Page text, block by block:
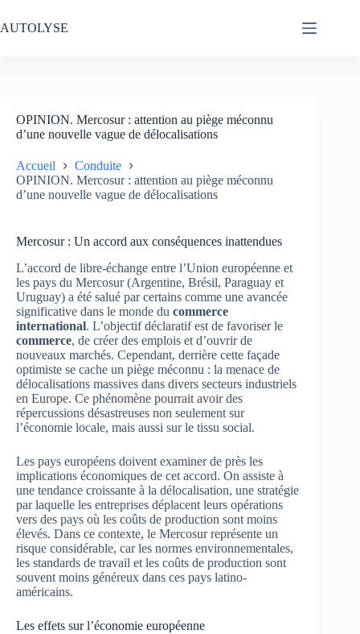
au
contenu
AUTOLYSE
OPINION. Mercosur : attention au piège méconnu
d’une nouvelle vague de délocalisations
Accueil
Conduite
OPINION. Mercosur : attention au piège méconnu
d’une nouvelle vague de délocalisations
Mercosur : Un accord aux conséquences inattendues
L’accord de libre-échange entre l’Union européenne et
les pays du Mercosur (Argentine, Brésil, Paraguay et
Uruguay) a été salué par certains comme une avancée
significative dans le monde du commerce
international. L’objectif déclaratif est de favoriser le
commerce, de créer des emplois et d’ouvrir de
nouveaux marchés. Cependant, derrière cette façade
optimiste se cache un piège méconnu : la menace de
délocalisations massives dans divers secteurs industriels
en Europe. Ce phénomène pourrait avoir des
répercussions désastreuses non seulement sur
l’économie locale, mais aussi sur le tissu social.
Les pays européens doivent examiner de près les
implications économiques de cet accord. On assiste à
une tendance croissante à la délocalisation, une stratégie
par laquelle les entreprises déplacent leurs opérations
vers des pays où les coûts de production sont moins
élevés. Dans ce contexte, le Mercosur représente un
risque considérable, car les normes environnementales,
les standards de travail et les coûts de production sont
souvent moins généreux dans ces pays latino-
américains.
Les effets sur l’économie européenne